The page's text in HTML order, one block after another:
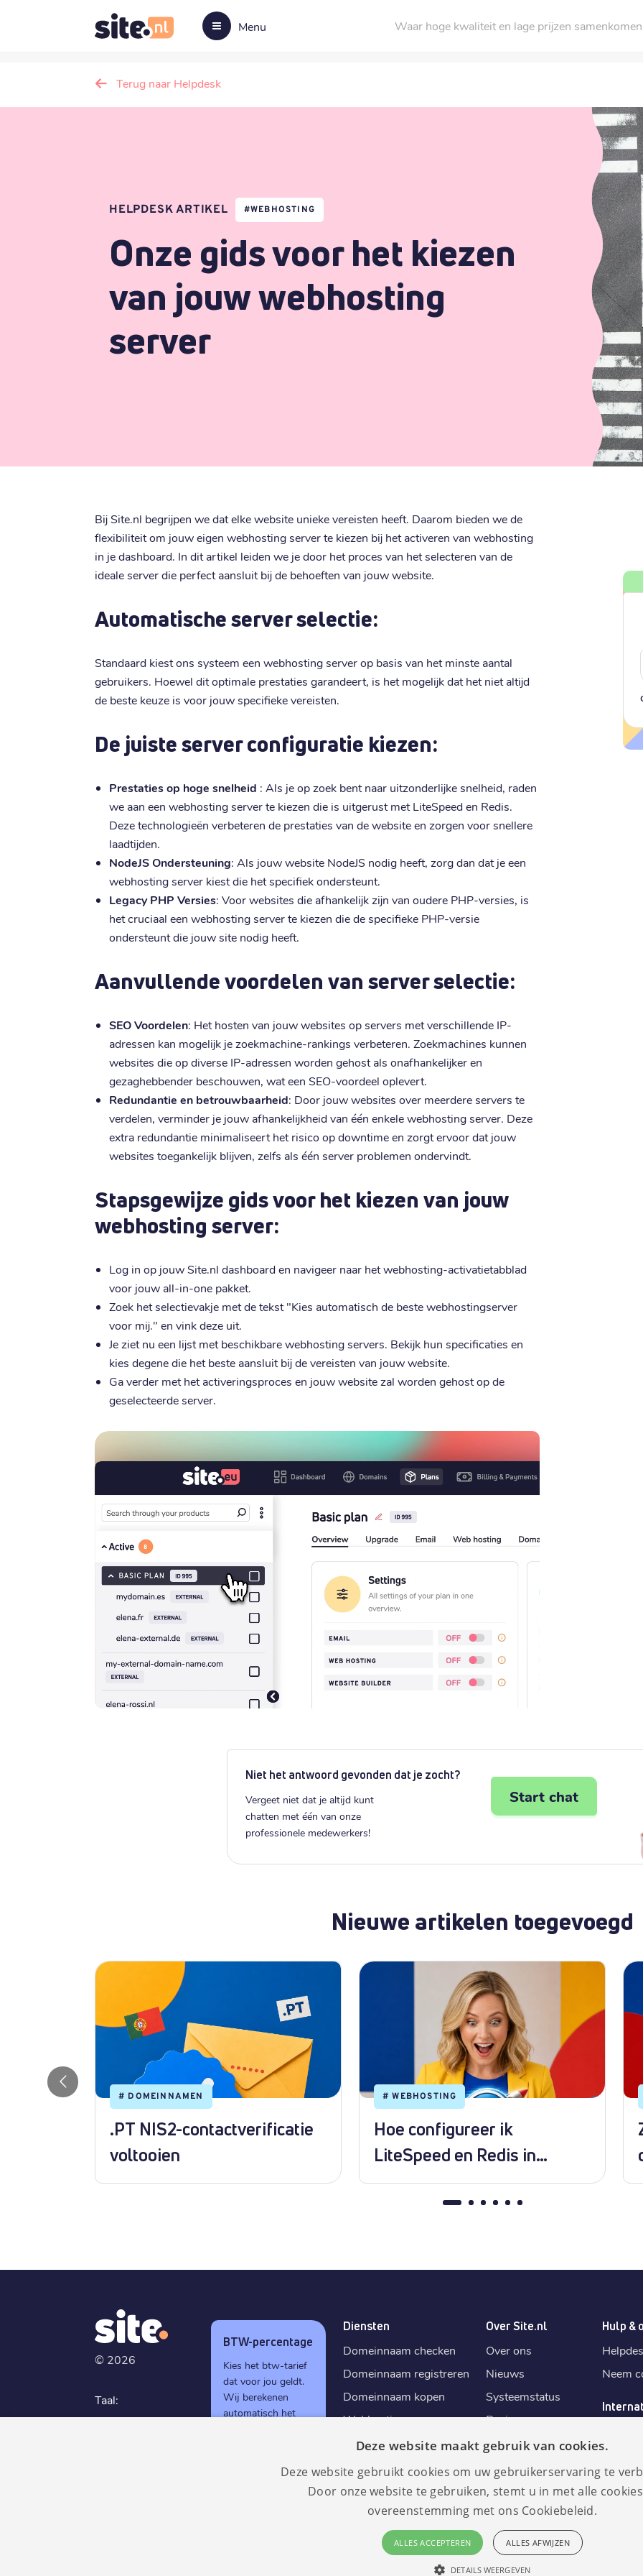
Menu Waar hoge kwaliteit en lage prijzen samenkomen
Terug naar Helpdesk
HELPDESK ARTIKEL #WEBHOSTING
Onze gids voor het kiezen
van jouw webhosting
server
Bij Site.nl begrijpen we dat elke website unieke vereisten heeft. Daarom bieden we de
flexibiliteit om jouw eigen webhosting server te kiezen bij het activeren van webhosting
in je dashboard. In dit artikel leiden we je door het proces van het selecteren van de
ideale server die perfect aansluit bij de behoeften van jouw website.
Automatische server selectie:
Standaard kiest ons systeem een webhosting server op basis van het minste aantal
gebruikers. Hoewel dit optimale prestaties garandeert, is het mogelijk dat het niet altijd
de beste keuze is voor jouw specifieke vereisten.
De juiste server configuratie kiezen:
Prestaties op hoge snelheid : Als je op zoek bent naar uitzonderlijke snelheid, raden
we aan een webhosting server te kiezen die is uitgerust met LiteSpeed en Redis.
Deze technologieën verbeteren de prestaties van de website en zorgen voor snellere
laadtijden.
NodeJS Ondersteuning: Als jouw website NodeJS nodig heeft, zorg dan dat je een
webhosting server kiest die het specifiek ondersteunt.
Legacy PHP Versies: Voor websites die afhankelijk zijn van oudere PHP-versies, is
het cruciaal een webhosting server te kiezen die de specifieke PHP-versie
ondersteunt die jouw site nodig heeft.
Aanvullende voordelen van server selectie:
SEO Voordelen: Het hosten van jouw websites op servers met verschillende IP-
adressen kan mogelijk je zoekmachine-rankings verbeteren. Zoekmachines kunnen
websites die op diverse IP-adressen worden gehost als onafhankelijker en
gezaghebbender beschouwen, wat een SEO-voordeel oplevert.
Redundantie en betrouwbaarheid: Door jouw websites over meerdere servers te
verdelen, verminder je jouw afhankelijkheid van één enkele webhosting server. Deze
extra redundantie minimaliseert het risico op downtime en zorgt ervoor dat jouw
websites toegankelijk blijven, zelfs als één server problemen ondervindt.
Stapsgewijze gids voor het kiezen van jouw
webhosting server:
Log in op jouw Site.nl dashboard en navigeer naar het webhosting-activatietabblad
voor jouw all-in-one pakket.
Zoek het selectievakje met de tekst "Kies automatisch de beste webhostingserver
voor mij." en vink deze uit.
Je ziet nu een lijst met beschikbare webhosting servers. Bekijk hun specificaties en
kies degene die het beste aansluit bij de vereisten van jouw website.
Ga verder met het activeringsproces en jouw website zal worden gehost op de
geselecteerde server.
Niet het antwoord gevonden dat je zocht?
Vergeet niet dat je altijd kunt
chatten met één van onze
professionele medewerkers!
Start chat
Nieuwe artikelen toegevoegd
# DOMEINNAMEN
.PT NIS2-contactverificatie
voltooien
#WEBHOSTING
Hoe configureer ik
LiteSpeed en Redis in
WordPress?
© 2026
Taal:
Nederlands
BTW-percentage
Kies het btw-tarief
dat voor jou geldt.
Wij berekenen
automatisch het
Diensten
Domeinnaam checken
Domeinnaam registreren
Domeinnaam kopen
Webhosting
E-mail aanmaken
SSL certificaat
AI website bouwer✨
Zelf website maken
Over Site.nl
Over ons
Nieuws
Systeemstatus
Reviews
Algemene
Fair use policy
Herroepingsrecht
Hulp &
Neem
Site.
Site.fr
Site.eu
Deze website maakt gebruik van cookies.
Deze website gebruikt cookies om uw gebruikerservaring te
Door onze website te gebruiken, stemt u in met alle
overeenstemming met ons Cookiebeleid.
ALLES ACCEPTEREN ALLES AFWIJZEN
DETAILS WEERGEVEN